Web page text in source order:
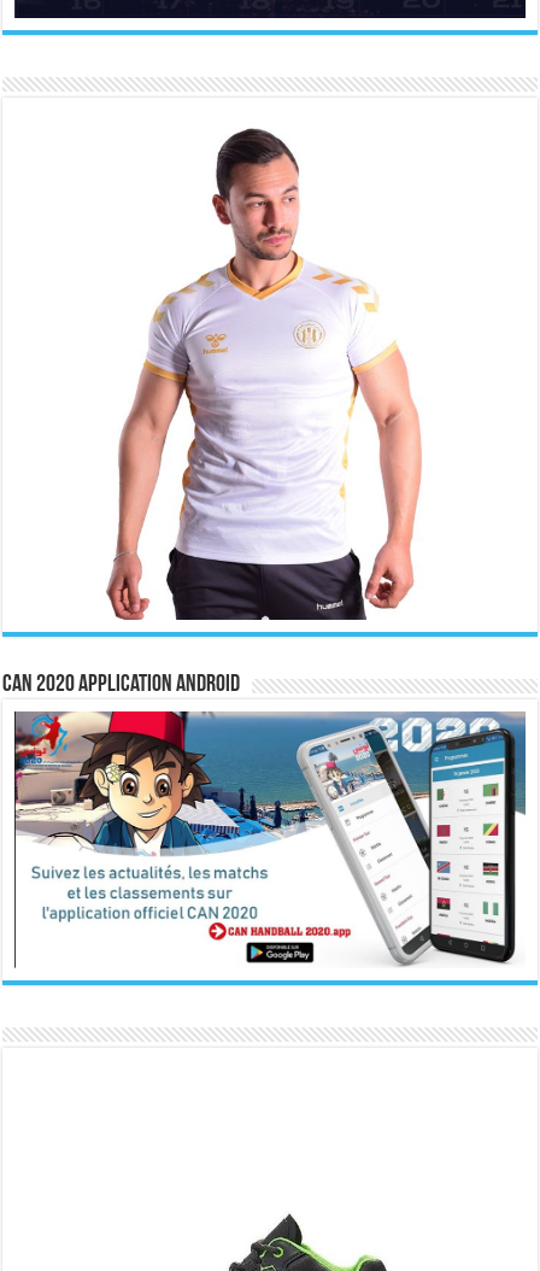
CAN 2020 Application Android